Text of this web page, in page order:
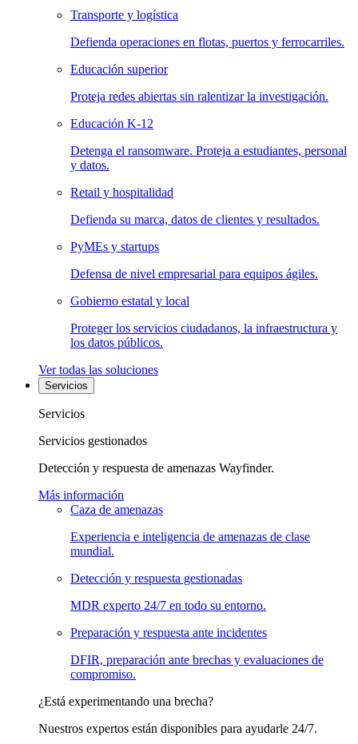
Transporte y logística
Defienda operaciones en flotas, puertos y ferrocarriles.
Educación superior
Proteja redes abiertas sin ralentizar la investigación.
Educación K-12
Detenga el ransomware. Proteja a estudiantes, personal
y datos.
Retail y hospitalidad
Defienda su marca, datos de clientes y resultados.
PyMEs y startups
Defensa de nivel empresarial para equipos ágiles.
Gobierno estatal y local
Proteger los servicios ciudadanos, la infraestructura y
los datos públicos.
Ver todas las soluciones
Servicios
Servicios
Servicios gestionados
Detección y respuesta de amenazas Wayfinder.
Más información
Caza de amenazas
Experiencia e inteligencia de amenazas de clase
mundial.
Detección y respuesta gestionadas
MDR experto 24/7 en todo su entorno.
Preparación y respuesta ante incidentes
DFIR, preparación ante brechas y evaluaciones de
compromiso.
¿Está experimentando una brecha?
Nuestros expertos están disponibles para ayudarle 24/7.